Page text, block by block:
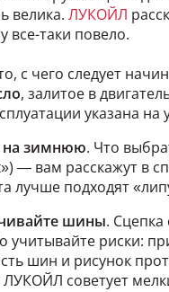
велика. ЛУКОЙЛ
все-таки повело.
с чего следует
, залитое в
указана на
на зимнюю. Что
— вам расскажут в
лучше подходят
шины.
учитывайте риски:
шин и рисунок
советует